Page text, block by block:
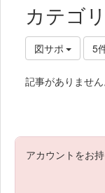
カテゴ
図サポ 5
記事がありません
アカウントをお